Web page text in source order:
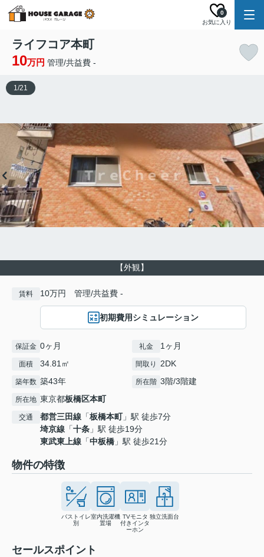
お気に入り
0
ライフコア本町
10万円 管理/共益費 -
【外観】
1/21
賃料 10万円 管理/共益費 -
初期費用シミュレーション
保証金 0ヶ月 礼金 1ヶ月
面積 34.81㎡ 間取り 2DK
築年数 築43年 所在階 3階/3階建
所在地 東京都板橋区本町
交通 都営三田線 「板橋本町」駅 徒歩7分
埼京線 「十条 」駅 徒歩19分
東武東上線 「中板橋 」駅 徒歩21分
物件の特徴
バストイレ
別
室内洗濯機
置場
TVモニタ
付きインタ
ーホン
独立洗面台
セールスポイント